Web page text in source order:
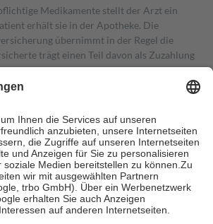
Medikamente stellt der Arzt ein
erhält sie in der Apotheke. Die
übernimmt in der Regel die
trägt einen Teil davon als Zuzahlung
Zuzahlungen in Höhe von zehn
Es sind jedoch nie mehr als die tatsächlichen
entrichten.
auch für Online-Apotheken.
Krankenpflege beträgt die
der Kosten sowie zehn Euro je
Versicherten für ihre eigene Gesundheit zu
Stellung der Familie zu unterstützen,